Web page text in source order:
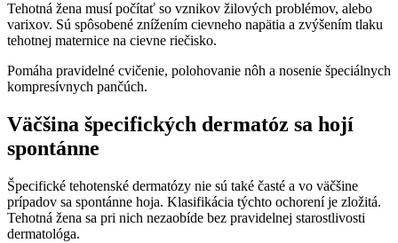
Tehotná žena musí počítať so vznikov žilových problémov, alebo
varixov. Sú spôsobené znížením cievneho napätia a zvýšením tlaku
tehotnej maternice na cievne riečisko.
Pomáha pravidelné cvičenie, polohovanie nôh a nosenie špeciálnych
kompresívnych pančúch.
Väčšina špecifických dermatóz sa hojí
spontánne
Špecifické tehotenské dermatózy nie sú také časté a vo väčšine
prípadov sa spontánne hoja. Klasifikácia týchto ochorení je zložitá.
Tehotná žena sa pri nich nezaobíde bez pravidelnej starostlivosti
dermatológa.